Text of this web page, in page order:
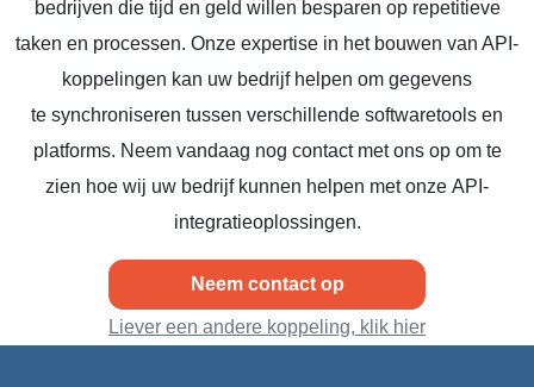
bedrijven die tijd en geld willen besparen op repetitieve
taken en processen. Onze expertise in het bouwen van API-
koppelingen kan uw bedrijf helpen om gegevens
te synchroniseren tussen verschillende softwaretools en
platforms. Neem vandaag nog contact met ons op om te
zien hoe wij uw bedrijf kunnen helpen met onze API-
integratieoplossingen.
Neem contact op
Liever een andere koppeling, klik hier